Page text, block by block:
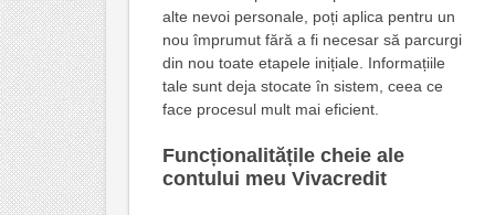
alte nevoi personale, poți aplica pentru un
nou împrumut fără a fi necesar să parcurgi
din nou toate etapele inițiale. Informațiile
tale sunt deja stocate în sistem, ceea ce
face procesul mult mai eficient.
Funcționalitățile cheie ale
contului meu Vivacredit